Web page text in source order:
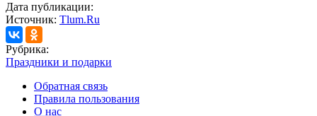
Дата публикации:
Источник: Tlum.Ru
Рубрика:
Праздники и подарки
Обратная связь
Правила пользования
О нас